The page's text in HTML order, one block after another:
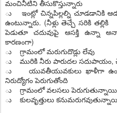
మంచినీటిని తీసుకొస్తున్నారు
ు ఇంట్లో చిన్నపిల్లల్ని చూడడానికి
ఉంటున్నారు. (నీళ్లు తెచ్చే
పెడుతూ చదువుపై ఆసక్తి ఉన్నా
కారణంగా)
ు గ్రామంలో మరుగుదొడ్లు లేవు
ు మురికి నీరు పారుదల సదుపాయం,
ు యువతీయువకులు ఖాళీగా
నిరుద్యోగం పెరుగుతోంది
ు గ్రామంలో వలసలు పెరుగుతున్నాయి
ు కులవృత్తులు